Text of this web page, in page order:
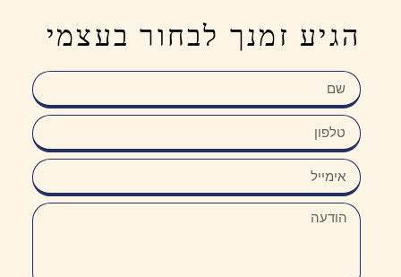
הגיע זמנך לבחור בעצמי